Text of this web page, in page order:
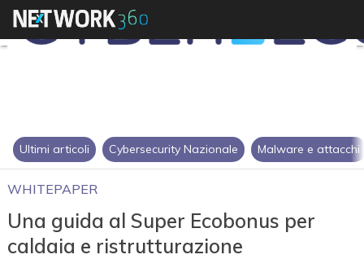
Ultimi articoli Cybersecurity Nazionale Malware e attacchi
WHITEPAPER
Una guida al Super Ecobonus per
caldaia e ristrutturazione